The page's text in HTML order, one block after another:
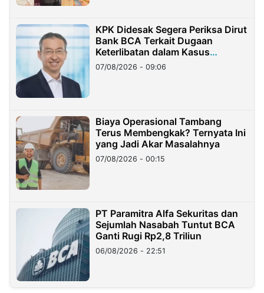
KPK Didesak Segera Periksa Dirut
Bank BCA Terkait Dugaan
Keterlibatan dalam Kasus
Hilangnya Dana Nasabah Rp2,58
Miliar
07/08/2026 - 09:06
Biaya Operasional Tambang
Terus Membengkak? Ternyata Ini
yang Jadi Akar Masalahnya
07/08/2026 - 00:15
PT Paramitra Alfa Sekuritas dan
Sejumlah Nasabah Tuntut BCA
Ganti Rugi Rp2,8 Triliun
06/08/2026 - 22:51